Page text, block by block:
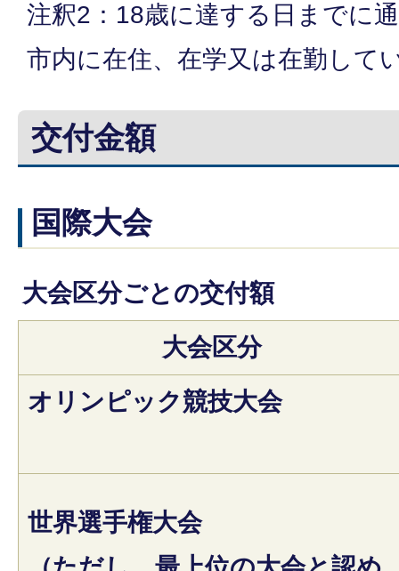
注釈2：18歳に達する日までに
市内に在住、在学又は在勤して
交付金額
国際大会
大会区分ごとの交付額
大会区分
オリンピック競技大会
世界選手権大会